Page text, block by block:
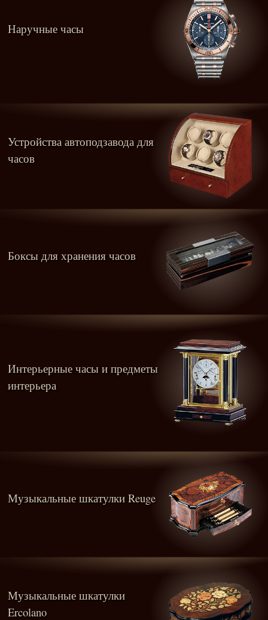
Наручные часы
Устройства автоподзавода для
часов
Боксы для хранения часов
Интерьерные часы и предметы
интерьера
Музыкальные шкатулки Reuge
Музыкальные шкатулки
Ercolano